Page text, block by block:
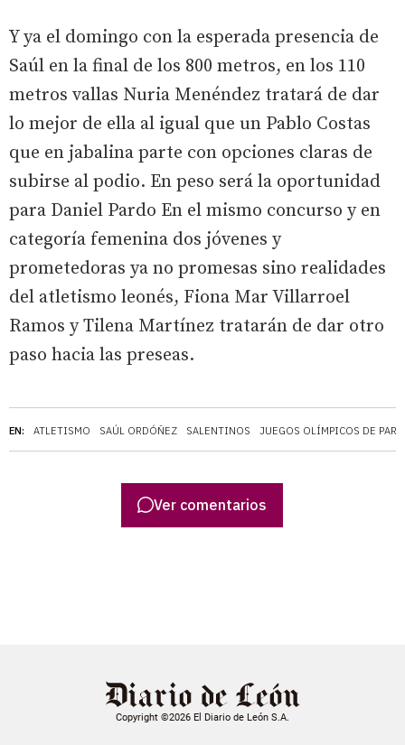
EN: ATLETISMO SAÚL ORDÓÑEZ SALENTINOS JUEGOS OLÍMPICOS DE
Y ya el domingo con la esperada presencia de
Saúl en la final de los 800 metros, en los 110
metros vallas Nuria Menéndez tratará de dar
lo mejor de ella al igual que un Pablo Costas
que en jabalina parte con opciones claras de
subirse al podio. En peso será la oportunidad
para Daniel Pardo En el mismo concurso y en
categoría femenina dos jóvenes y
prometedoras ya no promesas sino realidades
del atletismo leonés, Fiona Mar Villarroel
Ramos y Tilena Martínez tratarán de dar otro
paso hacia las preseas.
Ver comentarios
Copyright ©2026 El Diario de León S.A.